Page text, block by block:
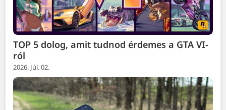
TOP 5 dolog, amit tudnod érdemes a GTA VI-
ról
2026. Júl. 02.